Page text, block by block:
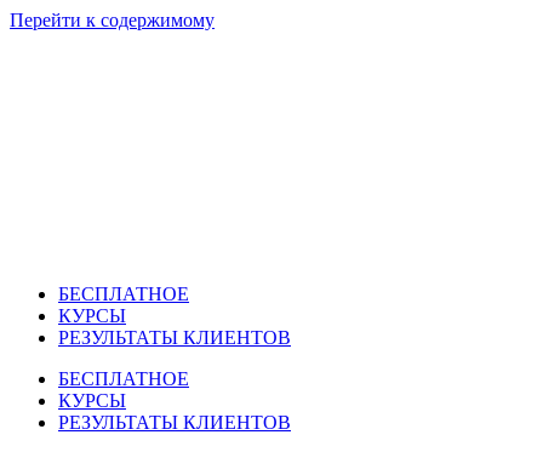
Перейти к содержимому
БЕСПЛАТНОЕ
КУРСЫ
РЕЗУЛЬТАТЫ КЛИЕНТОВ
БЕСПЛАТНОЕ
КУРСЫ
РЕЗУЛЬТАТЫ КЛИЕНТОВ